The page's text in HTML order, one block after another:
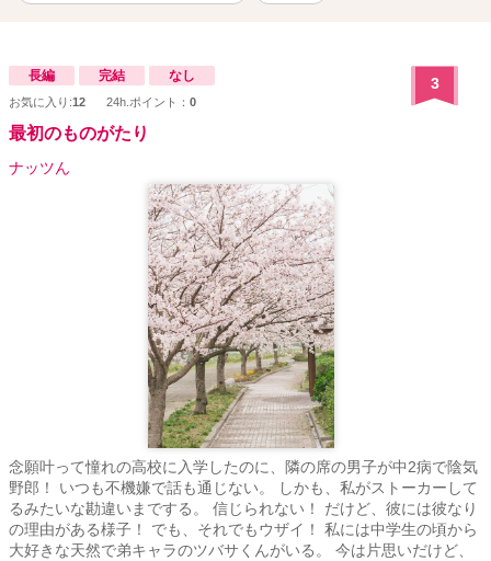
送ることを頼まれる。 姉と二人の妹、そして母親の四人と関係を結
長編 完結 なし
お気に入り:12 24h.ポイント： 0
3
最初のものがたり
ナッツん
念願叶って憧れの高校に入学したのに、隣の席の男子が中2病で陰気
野郎！ いつも不機嫌で話も通じない。 しかも、私がストーカーして
るみたいな勘違いまでする。 信じられない！ だけど、彼には彼なり
の理由がある様子！ でも、それでもウザイ！ 私には中学生の頃から
大好きな天然で弟キャラのツバサくんがいる。 今は片思いだけど、